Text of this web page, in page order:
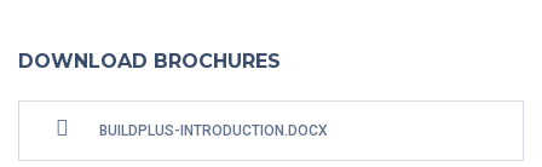
DOWNLOAD BROCHURES
BUILDPLUS-INTRODUCTION.DOCX